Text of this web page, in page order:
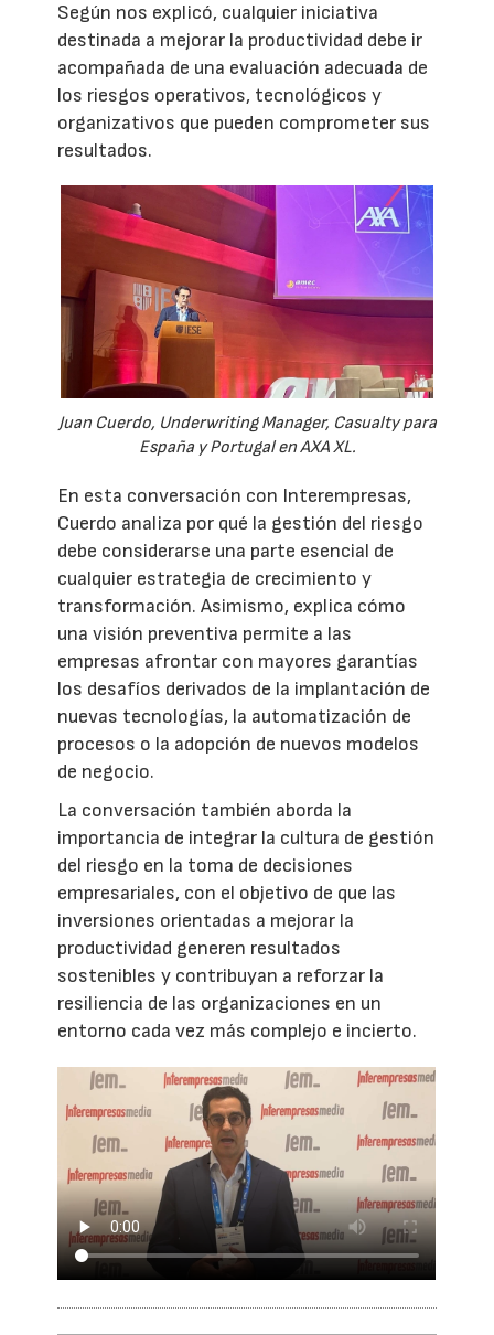
Según nos explicó, cualquier iniciativa
destinada a mejorar la productividad debe ir
acompañada de una evaluación adecuada de
los riesgos operativos, tecnológicos y
organizativos que pueden comprometer sus
resultados.
Juan Cuerdo, Underwriting Manager, Casualty para
España y Portugal en AXA XL.
En esta conversación con Interempresas,
Cuerdo analiza por qué la gestión del riesgo
debe considerarse una parte esencial de
cualquier estrategia de crecimiento y
transformación. Asimismo, explica cómo
una visión preventiva permite a las
empresas afrontar con mayores garantías
los desafíos derivados de la implantación de
nuevas tecnologías, la automatización de
procesos o la adopción de nuevos modelos
de negocio.
La conversación también aborda la
importancia de integrar la cultura de gestión
del riesgo en la toma de decisiones
empresariales, con el objetivo de que las
inversiones orientadas a mejorar la
productividad generen resultados
sostenibles y contribuyan a reforzar la
resiliencia de las organizaciones en un
entorno cada vez más complejo e incierto.